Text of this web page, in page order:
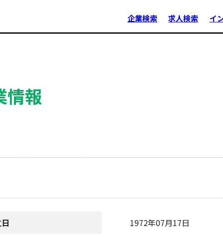
企業検索 求人検索 イ
情報
1972年07月17日